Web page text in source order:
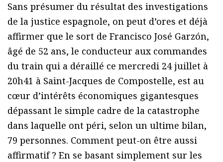
Sans présumer du résultat des investigations
de la justice espagnole, on peut d’ores et déjà
affirmer que le sort de Francisco José Garzón,
âgé de 52 ans, le conducteur aux commandes
du train qui a déraillé ce mercredi 24 juillet à
20h41 à Saint-Jacques de Compostelle, est au
cœur d’intérêts économiques gigantesques
dépassant le simple cadre de la catastrophe
dans laquelle ont péri, selon un ultime bilan,
79 personnes. Comment peut-on être aussi
affirmatif ? En se basant simplement sur les